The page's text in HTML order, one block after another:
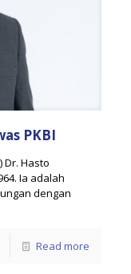
PKBI
Dr. Hasto
Ia adalah
dengan
Read more